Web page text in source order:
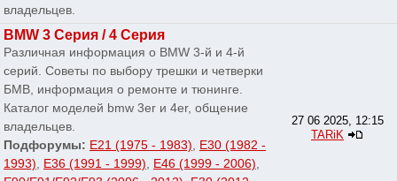
владельцев.
BMW 3 Серия / 4 Серия
Различная информация о BMW 3-й и 4-й
серий. Советы по выбору трешки и четверки
БМВ, информация о ремонте и тюнинге.
Каталог моделей bmw 3er и 4er, общение
владельцев.
Подфорумы: E21 (1975 - 1983), E30 (1982 -
1993), E36 (1991 - 1999), E46 (1999 - 2006),
27 06 2025, 12:15
TARiK